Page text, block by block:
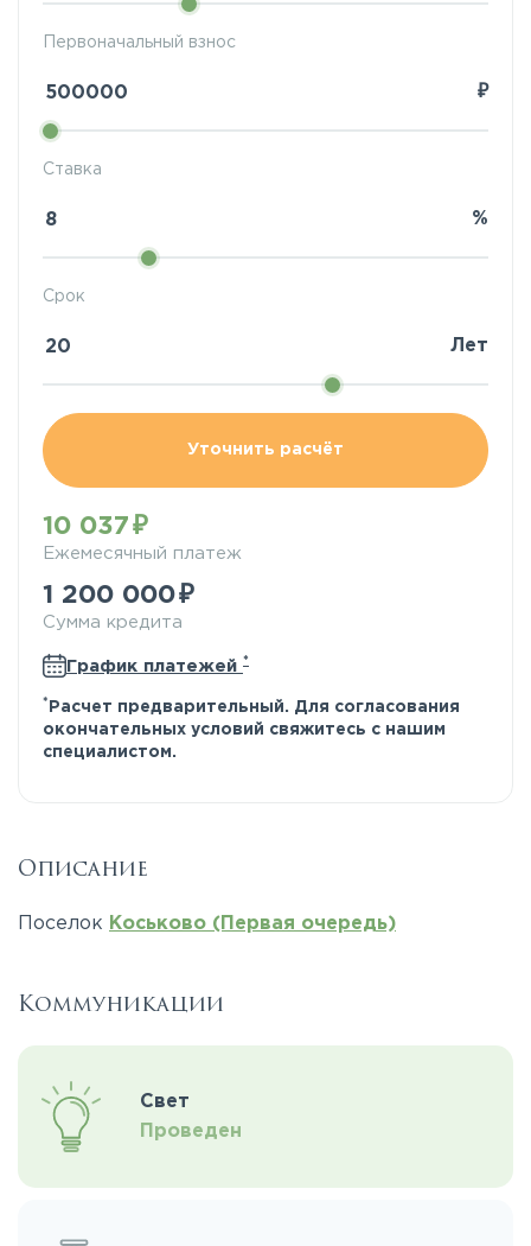
Ставка
%
Первоначальный взнос
₽
Срок
Лет
Уточнить расчёт
10 037
Ежемесячный платеж
1 200 000
Сумма кредита
График платежей *
* Расчет предварительный. Для согласования
окончательных условий свяжитесь с нашим
специалистом.
Описание
Поселок Коськово (Первая очередь)
Коммуникации
Свет
Проведен